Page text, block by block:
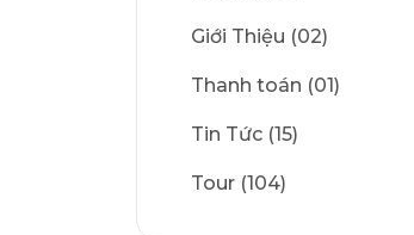
Giới Thiệu (02)
Thanh toán (01)
Tin Tức (15)
Tour (104)